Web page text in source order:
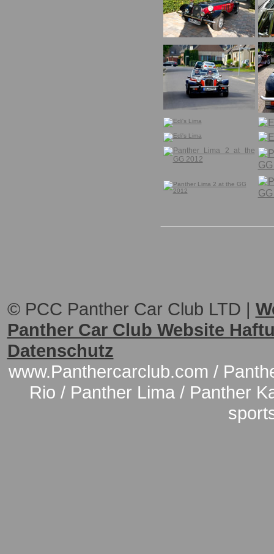
© PCC Panther Car Club LTD |
Panther Car Club Website
Datenschutz
www.Panthercarclub.com /
Rio / Panther Lima / Panther